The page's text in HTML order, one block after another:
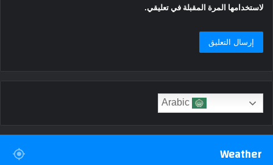
لاستخدامها المرة المقبلة في تعليقي.
Weather